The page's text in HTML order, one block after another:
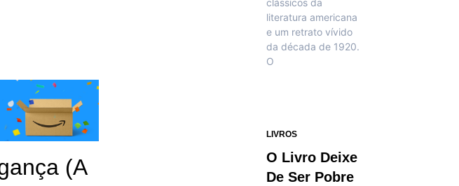
(A
clássicos da
literatura americana
e um retrato vívido
da década de 1920.
O
LIVROS
O Livro Deixe
De Ser Pobre